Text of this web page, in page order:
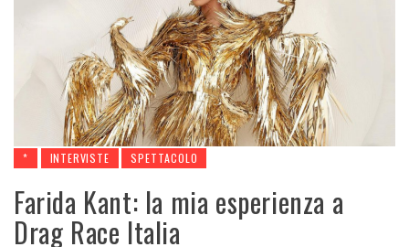
* INTERVISTE SPETTACOLO
Farida Kant: la mia esperienza a
Drag Race Italia